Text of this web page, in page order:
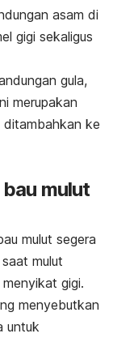
asam di
gigi sekaligus
gula,
merupakan
ditambahkan ke
mulut
mulut segera
mulut
gigi.
menyebutkan
untuk